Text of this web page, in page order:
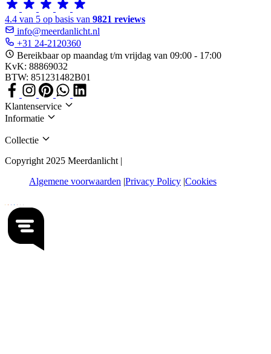
4.4 van 5 op basis van 9821 reviews
info@meerdanlicht.nl
+31 24-2120360
Bereikbaar op maandag t/m vrijdag van 09:00 - 17:00
KvK: 88869032
BTW: 851231482B01
Klantenservice
Informatie
Collectie
Copyright 2025 Meerdanlicht |
Algemene voorwaarden Privacy Policy Cookies